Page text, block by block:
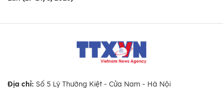
Địa chỉ: Số 5 Lý Thường Kiệt - Cửa Nam - Hà Nội